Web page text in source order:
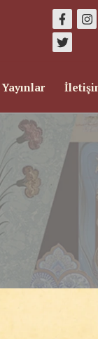
Yayınlar